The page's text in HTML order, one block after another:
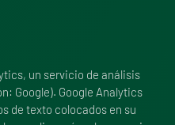
un servicio de análisis
Google). Google Analytics
de texto colocados en su